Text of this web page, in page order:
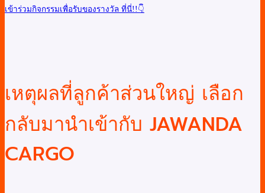
เข้าร่วมกิจกรรมเพื่อรับของรางวัล ที่นี่!!👇
เหตุผลที่ลูกค้าส่วนใหญ่ เลือก
กลับมานำเข้ากับ JAWANDA
CARGO